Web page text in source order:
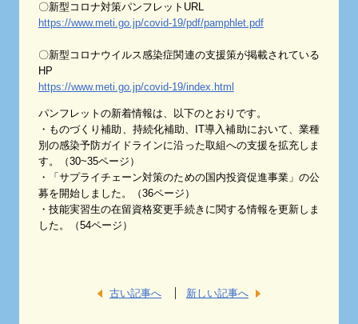
〇新型コロナ対策パンフレットURL
https://www.meti.go.jp/covid-19/pdf/pamphlet.pdf
〇新型コロナウイルス感染症関連の支援策が掲載されている
HP
https://www.meti.go.jp/covid-19/index.html
パンフレットの新着情報は、以下のとおりです。
・ものづくり補助、持続化補助、IT導入補助において、業種
別の感染予防ガイドラインに沿った取組への支援を拡充しま
す。（30~35ページ）
・「サプライチェーン対策のための国内投資促進事業」の公
募を開始しました。（36ページ）
・技能実習生の在留資格変更手続きに関する情報を更新しま
した。（54ページ）
古い記事へ 新しい記事へ